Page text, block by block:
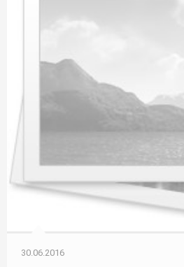
30.06.2016